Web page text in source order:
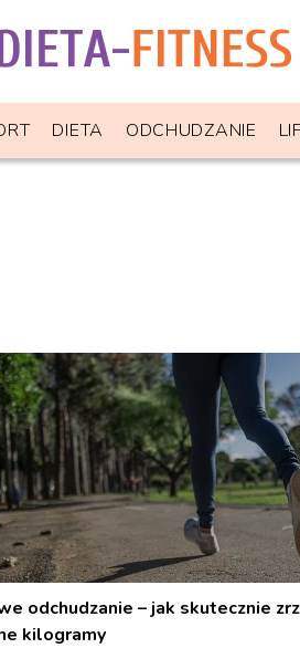
DIETA ODCHUDZANIE
odchudzanie – jak skutecznie
kilogramy